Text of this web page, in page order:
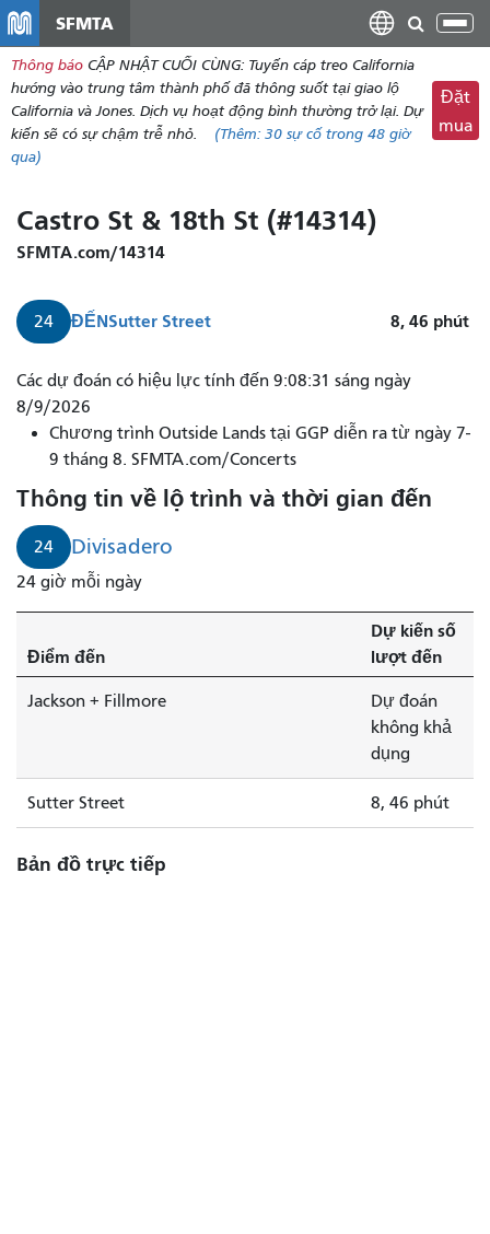
dung
SFMTA
Thông báo CẬP NHẬT CUỐI CÙNG: Tuyến cáp treo California
hướng vào trung tâm thành phố đã thông suốt tại giao lộ
California và Jones. Dịch vụ hoạt động bình thường trở lại. Dự
kiến ​​sẽ có sự chậm trễ nhỏ.
(Thêm: 30 sự cố trong 48 giờ
qua)
Đặt
mua
Castro St & 18th St (#14314)
SFMTA.com/14314
24 ĐẾNSutter Street 8, 46 phút
Các dự đoán có hiệu lực tính đến 9:08:31 sáng ngày
8/9/2026
Chương trình Outside Lands tại GGP diễn ra từ ngày 7-
9 tháng 8. SFMTA.com/Concerts
Thông tin về lộ trình và thời gian đến
24 Divisadero
24 giờ mỗi ngày
Điểm đến
Dự kiến ​​số
lượt đến
Jackson + Fillmore
Dự đoán
không khả
dụng
Sutter Street 8, 46 phút
Bản đồ trực tiếp